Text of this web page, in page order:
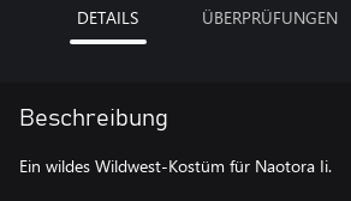
DETAILS ÜBERPRÜFUNGEN
Beschreibung
Ein wildes Wildwest-Kostüm für Naotora Ii.